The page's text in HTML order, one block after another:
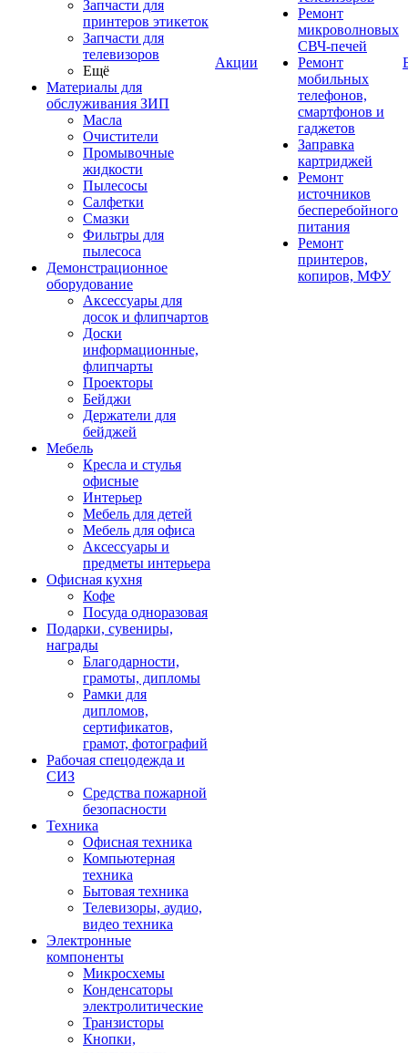
Запчасти для
принтеров этикеток
Запчасти для
телевизоров
Ещё
Материалы для
обслуживания ЗИП
Масла
Очистители
Промывочные
жидкости
Пылесосы
Салфетки
Смазки
Фильтры для
пылесоса
Демонстрационное
оборудование
Аксессуары для
досок и флипчартов
Доски
информационные,
флипчарты
Проекторы
Бейджи
Держатели для
бейджей
Мебель
Кресла и стулья
офисные
Интерьер
Мебель для детей
Мебель для офиса
Аксессуары и
предметы интерьера
Офисная кухня
Кофе
Посуда одноразовая
Подарки, сувениры,
награды
Благодарности,
грамоты, дипломы
Рамки для
дипломов,
сертификатов,
грамот, фотографий
Рабочая спецодежда и
СИЗ
Средства пожарной
безопасности
Техника
Офисная техника
Компьютерная
техника
Бытовая техника
Телевизоры, аудио,
видео техника
Электронные
компоненты
Микросхемы
Конденсаторы
электролитические
Транзисторы
Кнопки,
Акции
Ремонт
микроволновых
СВЧ-печей
Ремонт
мобильных
телефонов,
смартфонов и
гаджетов
Заправка
картриджей
Ремонт
источников
бесперебойного
питания
Ремонт
принтеров,
копиров, МФУ